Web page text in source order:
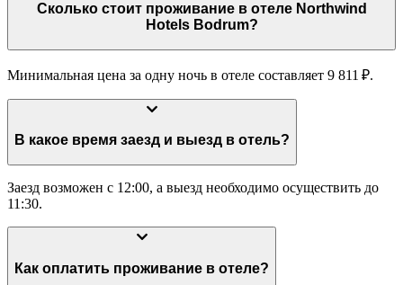
Сколько стоит проживание в отеле Northwind
Hotels Bodrum?
Минимальная цена за одну ночь в отеле составляет 9 811 ₽.
В какое время заезд и выезд в отель?
Заезд возможен с 12:00, а выезд необходимо осуществить до
11:30.
Как оплатить проживание в отеле?